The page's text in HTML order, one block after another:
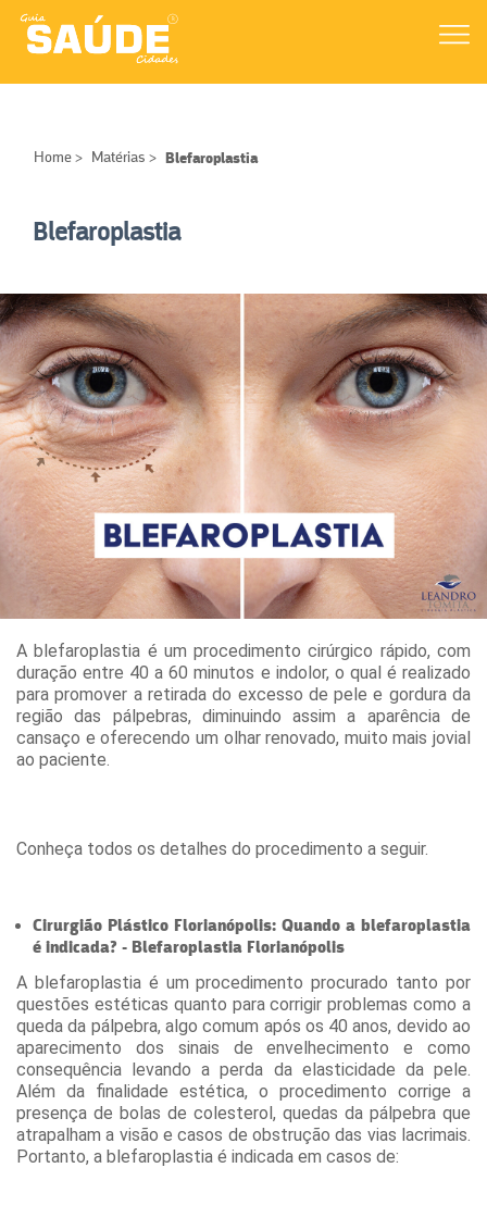
Home > Matérias > Blefaroplastia
Blefaroplastia
A blefaroplastia é um procedimento cirúrgico rápido, com
duração entre 40 a 60 minutos e indolor, o qual é realizado
para promover a retirada do excesso de pele e gordura da
região das pálpebras, diminuindo assim a aparência de
cansaço e oferecendo um olhar renovado, muito mais jovial
ao paciente.
Conheça todos os detalhes do procedimento a seguir.
Cirurgião Plástico Florianópolis: Quando a blefaroplastia
é indicada? - Blefaroplastia Florianópolis
A blefaroplastia é um procedimento procurado tanto por
questões estéticas quanto para corrigir problemas como a
queda da pálpebra, algo comum após os 40 anos, devido ao
aparecimento dos sinais de envelhecimento e como
consequência levando a perda da elasticidade da pele.
Além da finalidade estética, o procedimento corrige a
presença de bolas de colesterol, quedas da pálpebra que
atrapalham a visão e casos de obstrução das vias lacrimais.
Portanto, a blefaroplastia é indicada em casos de: